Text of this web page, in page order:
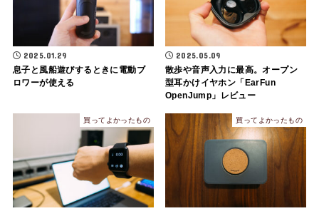
2025.01.29
息子と風船遊びするときに電動ブ
ロワーが使える
2025.05.09
散歩や音声入力に最高。オープン
型耳かけイヤホン「EarFun
OpenJump」レビュー
買ってよかったもの 買ってよかったもの